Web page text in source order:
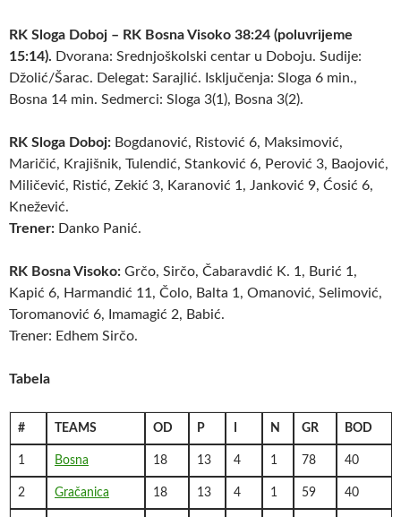
RK Sloga Doboj – RK Bosna Visoko 38:24 (poluvrijeme
15:14). Dvorana: Srednjoškolski centar u Doboju. Sudije:
Džolić/Šarac. Delegat: Sarajlić. Isključenja: Sloga 6 min.,
Bosna 14 min. Sedmerci: Sloga 3(1), Bosna 3(2).
RK Sloga Doboj: Bogdanović, Ristović 6, Maksimović,
Maričić, Krajišnik, Tulendić, Stanković 6, Perović 3, Baojović,
Miličević, Ristić, Zekić 3, Karanović 1, Janković 9, Ćosić 6,
Knežević.
Trener: Danko Panić.
RK Bosna Visoko: Grčo, Sirčo, Čabaravdić K. 1, Burić 1,
Kapić 6, Harmandić 11, Čolo, Balta 1, Omanović, Selimović,
Toromanović 6, Imamagić 2, Babić.
Trener: Edhem Sirčo.
Tabela
# TEAMS OD P N GR BOD
1 Bosna 18 13 4 1 78 40
2 Gračanica 18 13 4 1 59 40